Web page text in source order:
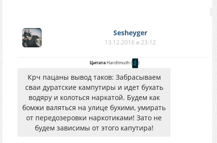
Sesheyger
13.12.2016 в 23:12
ЦитатаHardtmuth ( )
Крч пацаны вывод таков: Забрасываем
сваи дуратские кампутиры и идет бухать
водяру и колоться наркатой. Будем как
бомжи валяться на улице бухими, умирать
от передозеровки наркотиками! Зато не
будем зависимы от этого капутира!